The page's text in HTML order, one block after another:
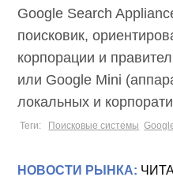
Google Search
поисковик,
корпорации и
или Google Mini
локальных и
Теги: Поисковые системы
НОВОСТИ РЫНКА: